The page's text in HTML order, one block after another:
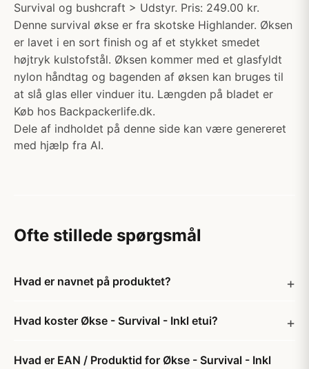
Survival og bushcraft > Udstyr. Pris: 249.00 kr.
Denne survival økse er fra skotske Highlander. Øksen
er lavet i en sort finish og af et stykket smedet
højtryk kulstofstål. Øksen kommer med et glasfyldt
nylon håndtag og bagenden af øksen kan bruges til
at slå glas eller vinduer itu. Længden på bladet er
Køb hos Backpackerlife.dk.
Dele af indholdet på denne side kan være genereret
med hjælp fra AI.
Ofte stillede spørgsmål
Hvad er navnet på produktet?
Hvad koster Økse - Survival - Inkl etui?
Hvad er EAN / Produktid for Økse - Survival - Inkl